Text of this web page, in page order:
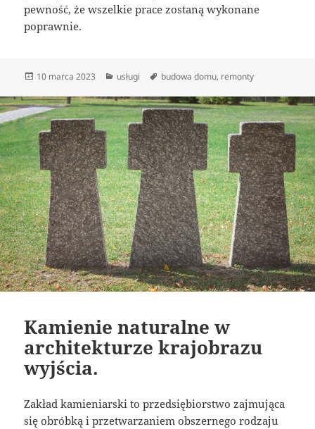
pewność, że wszelkie prace zostaną wykonane
poprawnie.
Data
10 marca 2023 Kategorie
usługi Tagi
budowa domu, remonty
Kamienie naturalne w
architekturze krajobrazu
wyjścia.
Zakład kamieniarski to przedsiębiorstwo zajmująca
się obróbką i przetwarzaniem obszernego rodzaju